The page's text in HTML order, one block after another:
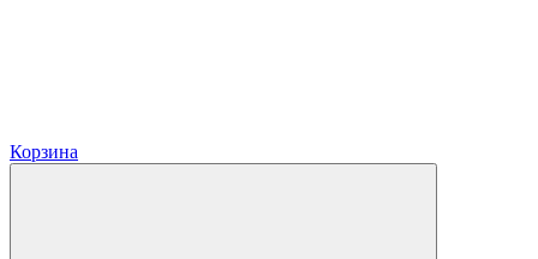
Корзина